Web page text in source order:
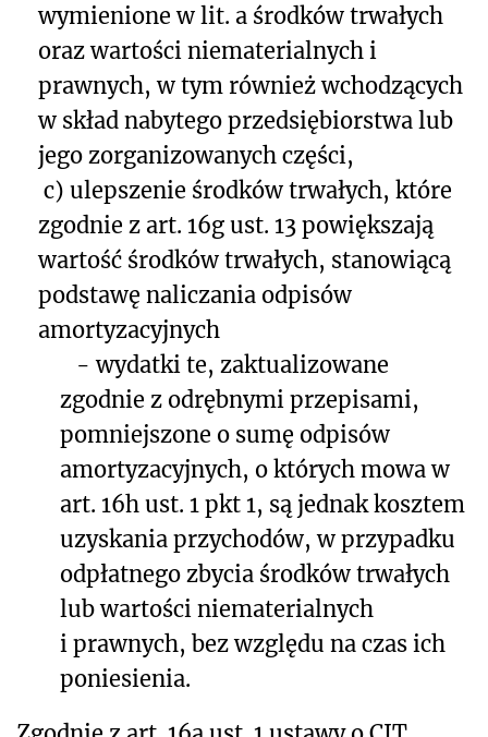
wymienione w lit. a środków trwałych
oraz wartości niematerialnych i
prawnych, w tym również wchodzących
w skład nabytego przedsiębiorstwa lub
jego zorganizowanych części,
c) ulepszenie środków trwałych, które
zgodnie z art. 16g ust. 13 powiększają
wartość środków trwałych, stanowiącą
podstawę naliczania odpisów
amortyzacyjnych
- wydatki te, zaktualizowane
zgodnie z odrębnymi przepisami,
pomniejszone o sumę odpisów
amortyzacyjnych, o których mowa w
art. 16h ust. 1 pkt 1, są jednak kosztem
uzyskania przychodów, w przypadku
odpłatnego zbycia środków trwałych
lub wartości niematerialnych
i prawnych, bez względu na czas ich
poniesienia.